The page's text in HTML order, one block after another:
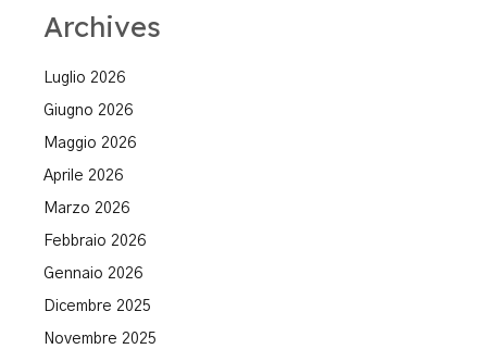
Archives
Luglio 2026
Giugno 2026
Maggio 2026
Aprile 2026
Marzo 2026
Febbraio 2026
Gennaio 2026
Dicembre 2025
Novembre 2025